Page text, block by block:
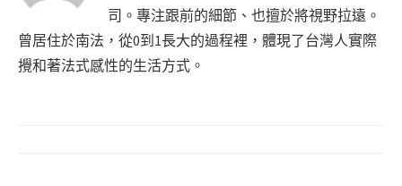
司。專注跟前的細節、也擅於將視野拉遠。
曾居住於南法，從0到1長大的過程裡，體現了台灣人實際
攪和著法式感性的生活方式。